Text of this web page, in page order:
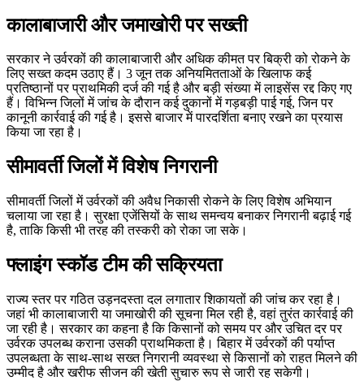
कालाबाजारी और जमाखोरी पर सख्ती
सरकार ने उर्वरकों की कालाबाजारी और अधिक कीमत पर बिक्री को रोकने के
लिए सख्त कदम उठाए हैं। 3 जून तक अनियमितताओं के खिलाफ कई
प्रतिष्ठानों पर प्राथमिकी दर्ज की गई है और बड़ी संख्या में लाइसेंस रद्द किए गए
हैं। विभिन्न जिलों में जांच के दौरान कई दुकानों में गड़बड़ी पाई गई, जिन पर
कानूनी कार्रवाई की गई है। इससे बाजार में पारदर्शिता बनाए रखने का प्रयास
किया जा रहा है।
सीमावर्ती जिलों में विशेष निगरानी
सीमावर्ती जिलों में उर्वरकों की अवैध निकासी रोकने के लिए विशेष अभियान
चलाया जा रहा है। सुरक्षा एजेंसियों के साथ समन्वय बनाकर निगरानी बढ़ाई गई
है, ताकि किसी भी तरह की तस्करी को रोका जा सके।
फ्लाइंग स्कॉड टीम की सक्रियता
राज्य स्तर पर गठित उड़नदस्ता दल लगातार शिकायतों की जांच कर रहा है।
जहां भी कालाबाजारी या जमाखोरी की सूचना मिल रही है, वहां तुरंत कार्रवाई की
जा रही है। सरकार का कहना है कि किसानों को समय पर और उचित दर पर
उर्वरक उपलब्ध कराना उसकी प्राथमिकता है। बिहार में उर्वरकों की पर्याप्त
उपलब्धता के साथ-साथ सख्त निगरानी व्यवस्था से किसानों को राहत मिलने की
उम्मीद है और खरीफ सीजन की खेती सुचारु रूप से जारी रह सकेगी।